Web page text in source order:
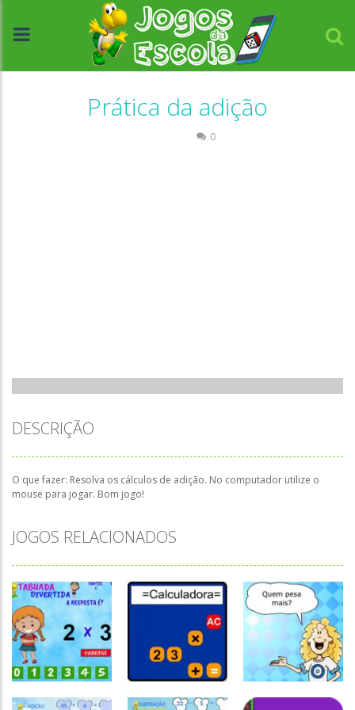
Prática da adição
0
DESCRIÇÃO
O que fazer: Resolva os cálculos de adição. No computador utilize o
mouse para jogar. Bom jogo!
JOGOS RELACIONADOS